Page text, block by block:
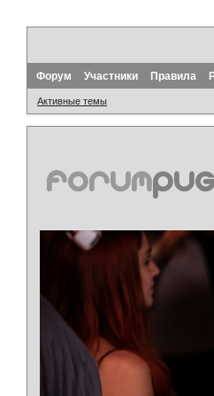
Форум Участники Правила
Активные темы